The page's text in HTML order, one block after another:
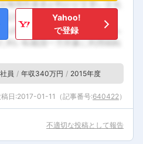
しました
Yahoo!
で登録
員 年収340万円 2015年度
日:2017-01-11 （記事番号:640422）
不適切な投稿として報告